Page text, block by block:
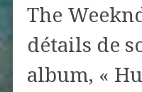
The
détails de
album, «